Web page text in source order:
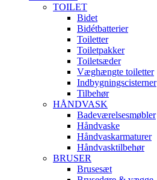
TOILET
Bidet
Bidétbatterier
Toiletter
Toiletpakker
Toiletsæder
Væghængte toiletter
Indbygningscisterner
Tilbehør
HÅNDVASK
Badeværelsesmøbler
Håndvaske
Håndvaskarmaturer
Håndvasktilbehør
BRUSER
Brusesæt